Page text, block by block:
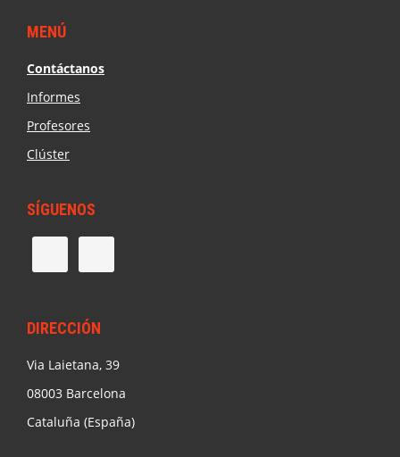
Footer
MENÚ
Contáctanos
Informes
Profesores
Clúster
SÍGUENOS
DIRECCIÓN
Via Laietana, 39
08003 Barcelona
Cataluña (España)